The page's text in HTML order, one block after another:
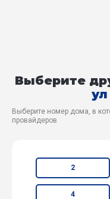
Выберите
Выберите номер дома, в
провайдеров
2
4